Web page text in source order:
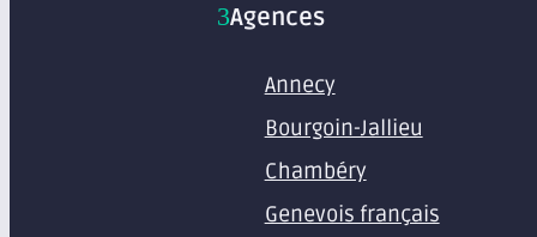
Agences
Annecy
Bourgoin-Jallieu
Chambéry
Genevois français